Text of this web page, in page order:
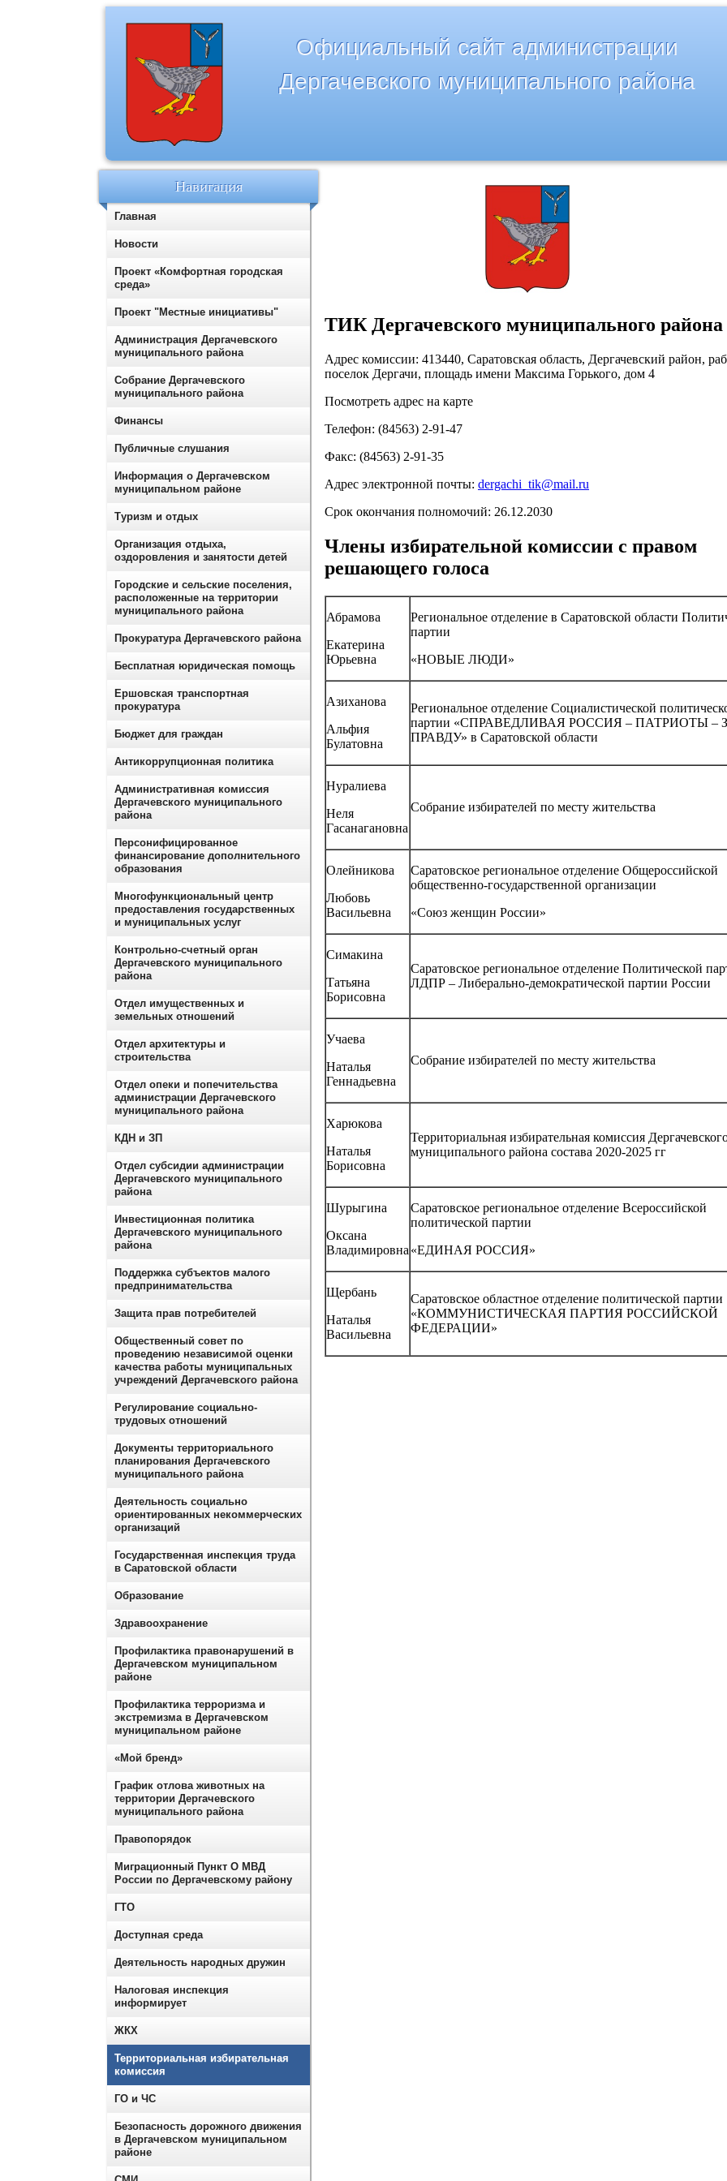
Официальный сайт администрации
Дергачевского муниципального района
ТИК Дергачевского муниципального района
Адрес комиссии: 413440, Саратовская область, Дергачевский район,
поселок Дергачи, площадь имени Максима Горького, дом 4
Посмотреть адрес на карте
Телефон: (84563) 2-91-47
Факс: (84563) 2-91-35
Адрес электронной почты: dergachi_tik@mail.ru
Срок окончания полномочий: 26.12.2030
Члены избирательной комиссии с правом
решающего голоса
Абрамова
Екатерина
Юрьевна
Региональное отделение в Саратовской области
партии
«НОВЫЕ ЛЮДИ»
Азиханова
Альфия
Булатовна
Региональное отделение Социалистической
партии «СПРАВЕДЛИВАЯ РОССИЯ – ПАТРИОТЫ –
ПРАВДУ» в Саратовской области
Нуралиева
Неля
Гасанагановна
Собрание избирателей по месту жительства
Олейникова
Любовь
Васильевна
Саратовское региональное отделение Общероссийской
общественно-государственной организации
«Союз женщин России»
Симакина
Татьяна
Борисовна
Саратовское региональное отделение Политической
ЛДПР – Либерально-демократической партии России
Учаева
Наталья
Геннадьевна
Собрание избирателей по месту жительства
Харюкова
Наталья
Борисовна
Территориальная избирательная комиссия
муниципального района состава 2020-2025 гг
Шурыгина
Оксана
Владимировна
Саратовское региональное отделение Всероссийской
политической партии
«ЕДИНАЯ РОССИЯ»
Щербань
Наталья
Васильевна
Саратовское областное отделение политической партии
«КОММУНИСТИЧЕСКАЯ ПАРТИЯ РОССИЙСКОЙ
ФЕДЕРАЦИИ»
Навигация
Главная
Новости
Проект «Комфортная городская
среда»
Проект "Местные инициативы"
Администрация Дергачевского
муниципального района
Собрание Дергачевского
муниципального района
Финансы
Публичные слушания
Информация о Дергачевском
муниципальном районе
Туризм и отдых
Организация отдыха,
оздоровления и занятости детей
Городские и сельские поселения,
расположенные на территории
муниципального района
Прокуратура Дергачевского района
Бесплатная юридическая помощь
Ершовская транспортная
прокуратура
Бюджет для граждан
Антикоррупционная политика
Административная комиссия
Дергачевского муниципального
района
Персонифицированное
финансирование дополнительного
образования
Многофункциональный центр
предоставления государственных
и муниципальных услуг
Контрольно-счетный орган
Дергачевского муниципального
района
Отдел имущественных и
земельных отношений
Отдел архитектуры и
строительства
Отдел опеки и попечительства
администрации Дергачевского
муниципального района
КДН и ЗП
Отдел субсидии администрации
Дергачевского муниципального
района
Инвестиционная политика
Дергачевского муниципального
района
Поддержка субъектов малого
предпринимательства
Защита прав потребителей
Общественный совет по
проведению независимой оценки
качества работы муниципальных
учреждений Дергачевского района
Регулирование социально-
трудовых отношений
Документы территориального
планирования Дергачевского
муниципального района
Деятельность социально
ориентированных некоммерческих
организаций
Государственная инспекция труда
в Саратовской области
Образование
Здравоохранение
Профилактика правонарушений в
Дергачевском муниципальном
районе
Профилактика терроризма и
экстремизма в Дергачевском
муниципальном районе
«Мой бренд»
График отлова животных на
территории Дергачевского
муниципального района
Правопорядок
Миграционный Пункт О МВД
России по Дергачевскому району
ГТО
Доступная среда
Деятельность народных дружин
Налоговая инспекция
информирует
ЖКХ
Территориальная избирательная
комиссия
ГО и ЧС
Безопасность дорожного движения
в Дергачевском муниципальном
районе